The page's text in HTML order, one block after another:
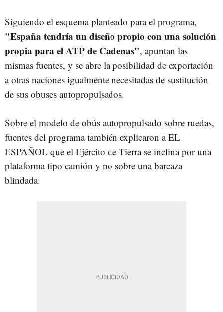
Siguiendo el esquema planteado para el programa,
"España tendría un diseño propio con una solución
propia para el ATP de Cadenas", apuntan las
mismas fuentes, y se abre la posibilidad de exportación
a otras naciones igualmente necesitadas de sustitución
de sus obuses autopropulsados.
Sobre el modelo de obús autopropulsado sobre ruedas,
fuentes del programa también explicaron a EL
ESPAÑOL que el Ejército de Tierra se inclina por una
plataforma tipo camión y no sobre una barcaza
blindada.